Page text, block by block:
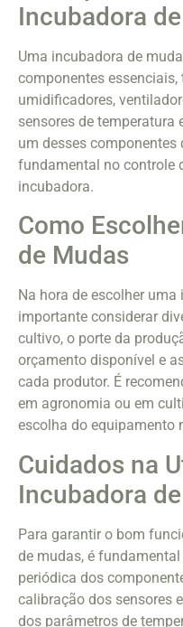
Incubadora
Uma incubadora de
componentes
umidificadores,
sensores de temperatura
um desses componentes
fundamental no controle
incubadora.
Como
de Mudas
Na hora de escolher
importante considerar
cultivo, o porte da
orçamento disponível e
cada produtor. É
em agronomia ou em
escolha do equipamento
Cuidados na
Incubadora
Para garantir o bom
de mudas, é
periódica dos
calibração dos sensores
dos parâmetros de